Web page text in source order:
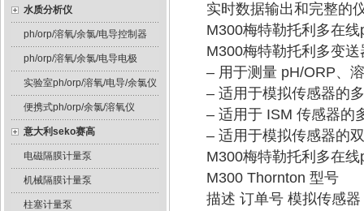
水质分析仪
ph/orp/溶氧/余氯/电导控制器
ph/orp/溶氧/余氯/电导电极
实验室ph/orp/溶氧/电导/余氯仪
便携式ph/orp/余氯/溶氧仪
意大利seko赛高
电磁隔膜计量泵
机械隔膜计量泵
柱塞计量泵
实时数据输出和完整的
M300梅特勒托利多在
M300梅特勒托利多变
– 用于测量 pH/ORP、
– 适用于模拟传感器的
– 适用于 ISM 传感器的
– 适用于模拟传感器的
M300梅特勒托利多在
M300 Thornton 型号
描述 订单号 模拟传感